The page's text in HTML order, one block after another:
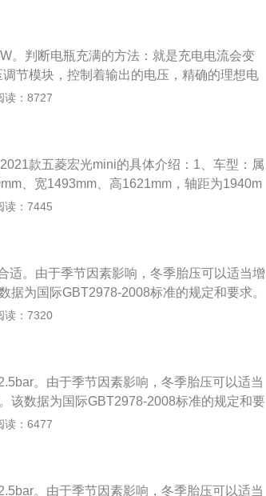
问题，只能更换全新的配件。
摩擦成倍增加，胎温急剧升高，轮胎变软，
能导致爆胎；使胎体变形增大，胎侧容易出
度发热，促使橡胶老化，帘布层疲劳，帘线
～0.490MPa；低压胎一般适用在私家车
。高压胎介绍：充气压力为0.5～0.7M
车，充气气压一般在0.5MPa左右，钢丝胎可
。判断电瓶充满的方法：就是充电电流会变
节模块，控制着输出的电压，精确的理想电
般也为14V，但也会随着发动机转速变化而变
使用寿命。为了维护电瓶不受损坏，需要定
读：8727
款五菱宏光mini的具体介绍：1、车型：属
、宽1493mm、高1621mm，轴距为1940m
665kg。3、悬架：前悬架是麦弗逊式独立悬
齿比变速箱。
读：7445
适。由于季节因素影响，冬季胎压可以适当增
据为国际GBT2978-2008标准的规定和要求。
控台区域的胎压监测按键来查看。直接式胎压
送到中央接收器模块上，然后对各轮胎气压
气时，系统会自动报警。一般来讲，胎压超
就是过低。胎压过高的危害：轮胎的摩擦
导致方向盘震动、跑偏，使行驶的舒适性降
损，使轮胎寿命下降；车身的震动变大，间
。胎压过低的危害：与路面的摩擦系数便会
易跑偏等不利驾乘安全的因素；使轮胎各部
读：7320
。由于季节因素影响，冬季胎压可以适当
该数据为国际GBT2978-2008标准的规定和要
按下中控台区域的胎压监测按键来查看，它
变化，车速变化就会触发WSB的报警系统，
般来讲，胎压超过2.8bar就是过高，胎压低
读：6477
。由于季节因素影响，冬季胎压可以适当